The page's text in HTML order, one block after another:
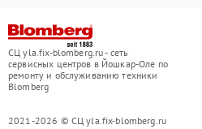
СЦ yla.fix-blomberg.ru - сеть
сервисных центров в Йошкар-Оле по
ремонту и обслуживанию техники
Blomberg
2021-2026 © СЦ yla.fix-blomberg.ru